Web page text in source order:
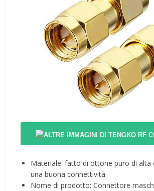
Materiale: fatto di ottone puro di alta
una buona connettività.
Nome di prodotto: Connettore